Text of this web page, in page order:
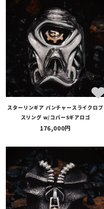
商品タイプ
全ての商品
予
カテゴリ
ブランド
価格
在庫の有無
在庫あり
スターリンギア パンチャースライクロプ
スリング w/コパーSギアロゴ
176,000